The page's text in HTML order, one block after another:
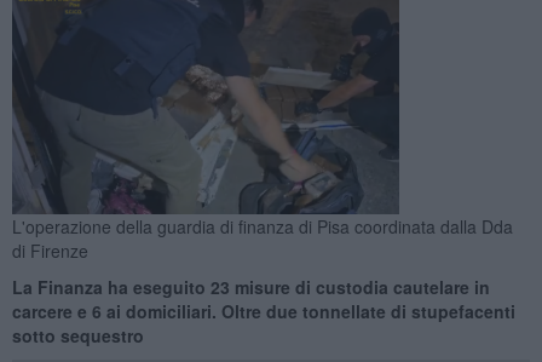
L'operazione della guardia di finanza di Pisa coordinata dalla Dda
di Firenze
La Finanza ha eseguito 23 misure di custodia cautelare in
carcere e 6 ai domiciliari. Oltre due tonnellate di stupefacenti
sotto sequestro